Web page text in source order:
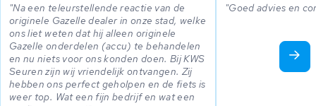
Na een teleurstellende reactie van de
originele Gazelle dealer in onze stad, welke
ons liet weten dat hij alleen originele
Gazelle onderdelen (accu) te behandelen
en nu niets voor ons konden doen. Bij KWS
Seuren zijn wij vriendelijk ontvangen. Zij
hebben ons perfect geholpen en de fiets is
weer top. Wat een fijn bedrijf en wat een
Goed advies en